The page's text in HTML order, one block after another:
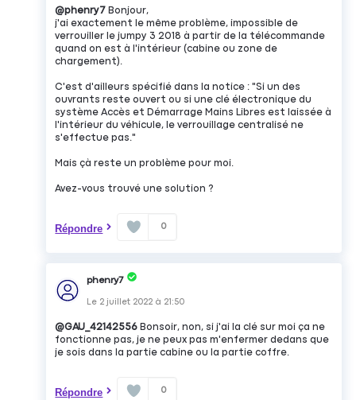
@phenry7 Bonjour,
j'ai exactement le même problème, impossible de
verrouiller le jumpy 3 2018 à partir de la télécommande
quand on est à l'intérieur (cabine ou zone de
chargement).
C'est d'ailleurs spécifié dans la notice : "Si un des
ouvrants reste ouvert ou si une clé électronique du
système Accès et Démarrage Mains Libres est laissée à
l'intérieur du véhicule, le verrouillage centralisé ne
s'effectue pas."
Mais çà reste un problème pour moi.
Avez-vous trouvé une solution ?
Répondre 0
phenry7
Le 2 juillet 2022 à 21:50
@GAU_42142556 Bonsoir, non, si j'ai la clé sur moi ça ne
fonctionne pas, je ne peux pas m'enfermer dedans que
je sois dans la partie cabine ou la partie coffre.
Répondre 0